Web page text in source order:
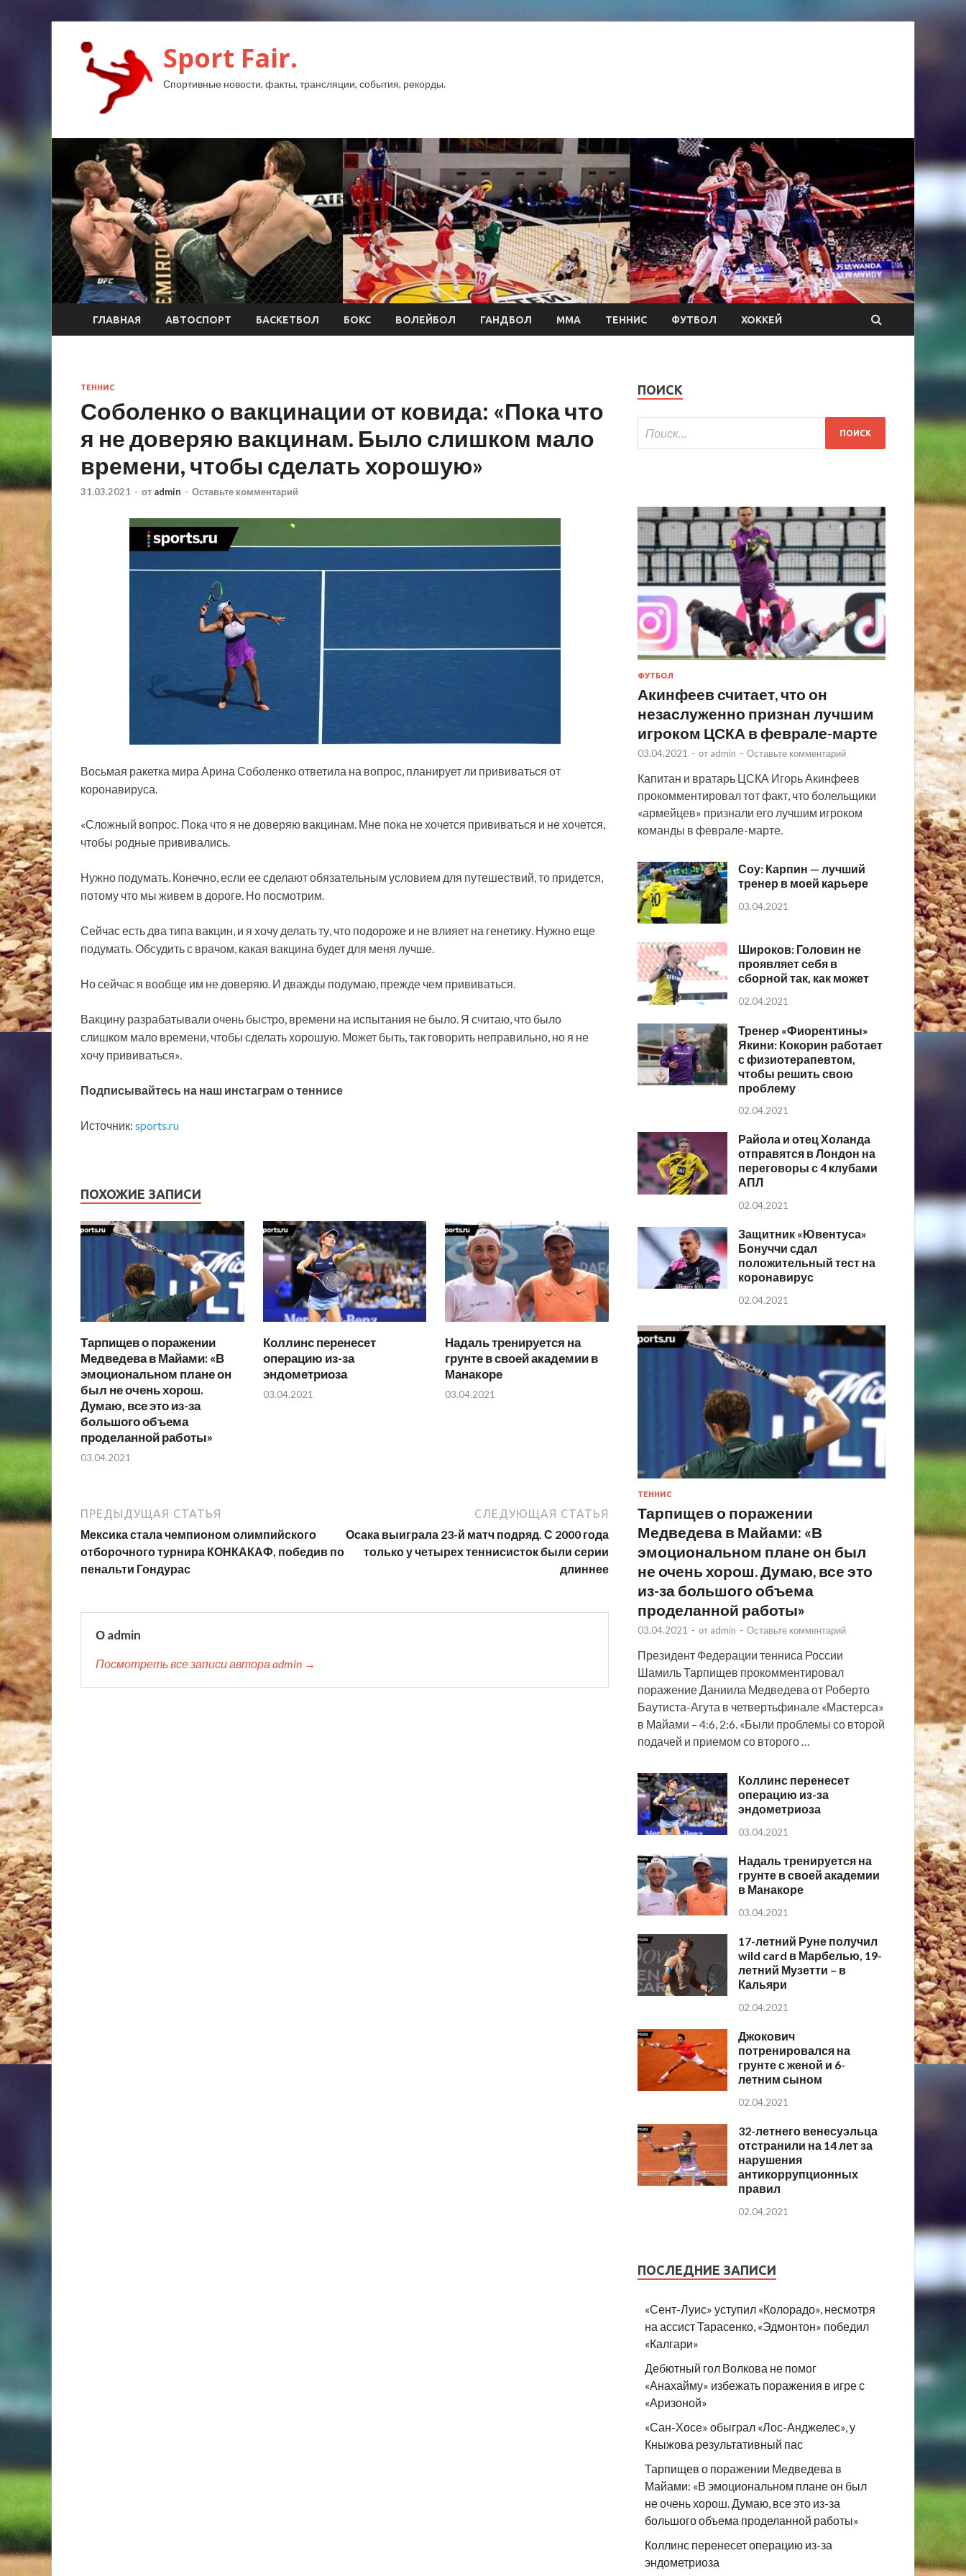
Sport Fair.
Спортивные новости, факты, трансляции, события, рекорды.
ГЛАВНАЯ АВТОСПОРТ БАСКЕТБОЛ БОКС ВОЛЕЙБОЛ ГАНДБОЛ ММА ТЕННИС ФУТБОЛ ХОККЕЙ
ТЕННИС
Соболенко о вакцинации от ковида: «Пока что
я не доверяю вакцинам. Было слишком мало
времени, чтобы сделать хорошую»
31.03.2021 - от admin - Оставьте комментарий
Восьмая ракетка мира Арина Соболенко ответила на вопрос, планирует ли прививаться от
коронавируса.
«Сложный вопрос. Пока что я не доверяю вакцинам. Мне пока не хочется прививаться и не хочется,
чтобы родные прививались.
Нужно подумать. Конечно, если ее сделаютобязательным условием для путешествий, то придется,
потому что мы живем в дороге. Но посмотрим.
Сейчас есть два типа вакцин, и я хочу делать ту, что подороже и не влияет на генетику. Нужно еще
подумать. Обсудить с врачом, какая вакцина будет для меня лучше.
Но сейчас я вообще им не доверяю. И дважды подумаю, прежде чем прививаться.
Вакцину разрабатывали очень быстро, времени на испытания не было. Я считаю, что было
слишком мало времени, чтобы сделать хорошую. Может быть, так говорить неправильно, но я не
хочу прививаться».
Подписывайтесь на наш инстаграм о теннисе
Источник: sports.ru
ПОХОЖИЕ ЗАПИСИ
Тарпищев о поражении
Медведева в Майами: «В
эмоциональном плане он
был не очень хорош.
Думаю, все это из-за
большого объема
проделанной работы»
03.04.2021
Коллинс перенесет
операцию из-за
эндометриоза
03.04.2021
Надаль тренируется на
грунте в своей академии в
Манакоре
03.04.2021
ПРЕДЫДУЩАЯ СТАТЬЯ
Мексика стала чемпионом олимпийского
отборочного турнира КОНКАКАФ, победив по
пенальти Гондурас
СЛЕДУЮЩАЯ СТАТЬЯ
Осака выиграла 23-й матч подряд. С 2000 года
только у четырех теннисисток были серии
длиннее
О admin
Посмотреть все записи автора admin →
ПОИСК
ФУТБОЛ
Акинфеев считает, что он
незаслуженно признан лучшим
игроком ЦСКА в феврале-марте
03.04.2021 - от admin - Оставьте комментарий
Капитан и вратарь ЦСКА Игорь Акинфеев
прокомментировал тот факт, что болельщики
«армейцев» признали его лучшим игроком
команды в феврале-марте.
Соу: Карпин — лучший
тренер в моей карьере
03.04.2021
Широков: Головин не
проявляет себя в
сборной так, как может
02.04.2021
Тренер «Фиорентины»
Якини: Кокорин работает
с физиотерапевтом,
чтобы решить свою
проблему
02.04.2021
Райола и отец Холанда
отправятся в Лондон на
переговоры с 4 клубами
АПЛ
02.04.2021
Защитник «Ювентуса»
Бонуччи сдал
положительный тест на
коронавирус
02.04.2021
ТЕННИС
Тарпищев о поражении
Медведева в Майами: «В
эмоциональном плане он был
не очень хорош. Думаю, все это
из-за большого объема
проделанной работы»
03.04.2021 - от admin - Оставьте комментарий
Президент Федерации тенниса России
Шамиль Тарпищев прокомментировал
поражение Даниила Медведева от Роберто
Баутиста-Агута в четвертьфинале «Мастерса»
в Майами – 4:6, 2:6. «Были проблемы со второй
подачей и приемом со второго …
Коллинс перенесет
операцию из-за
эндометриоза
03.04.2021
Надаль тренируется на
грунте в своей академии
в Манакоре
03.04.2021
17-летний Руне получил
wild card в Марбелью, 19-
летний Музетти – в
Кальяри
02.04.2021
Джокович
потренировался на
грунте с женой и 6-
летним сыном
02.04.2021
32-летнего венесуэльца
отстранили на 14 лет за
нарушения
антикоррупционных
правил
02.04.2021
ПОСЛЕДНИЕ ЗАПИСИ
«Сент-Луис» уступил «Колорадо», несмотря
на ассист Тарасенко, «Эдмонтон» победил
«Калгари»
Дебютный гол Волкова не помог
«Анахайму» избежать поражения в игре с
«Аризоной»
«Сан-Хосе» обыграл «Лос-Анджелес», у
Кныжова результативный пас
Тарпищев о поражении Медведева в
Майами: «В эмоциональном плане он был
не очень хорош. Думаю, все это из-за
большого объема проделанной работы»
Коллинс перенесет операцию из-за
эндометриоза